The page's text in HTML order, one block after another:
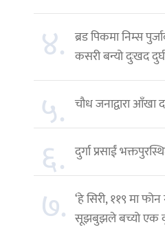
४. ब्रड पिकमा निम्स
कसरी बन्यो दुःखद
५. चौध जनाद्वारा आँखा
६. दुर्गा प्रसाईं
७. ‘हे सिरी, ११९ मा
सूझबुझले बच्यो एक